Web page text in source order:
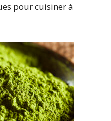
pour cuisiner à